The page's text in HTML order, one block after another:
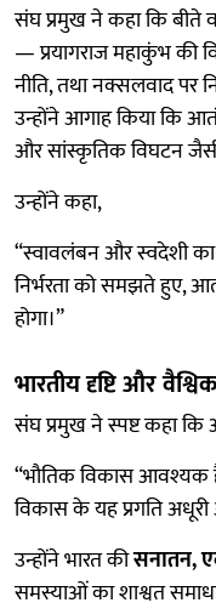
संघ प्रमुख ने कहा कि बीते
— प्रयागराज महाकुंभ की
नीति, तथा नक्सलवाद पर
उन्होंने आगाह किया कि
और सांस्कृतिक विघटन
उन्होंने कहा,
“स्वावलंबन और स्वदेशी
निर्भरता को समझते हुए,
होगा।”
भारतीय दृष्टि और
संघ प्रमुख ने स्पष्ट कहा कि
“भौतिक विकास आवश्यक
विकास के यह प्रगति
उन्होंने भारत कीसनातन,
समस्याओं का शाश्वत